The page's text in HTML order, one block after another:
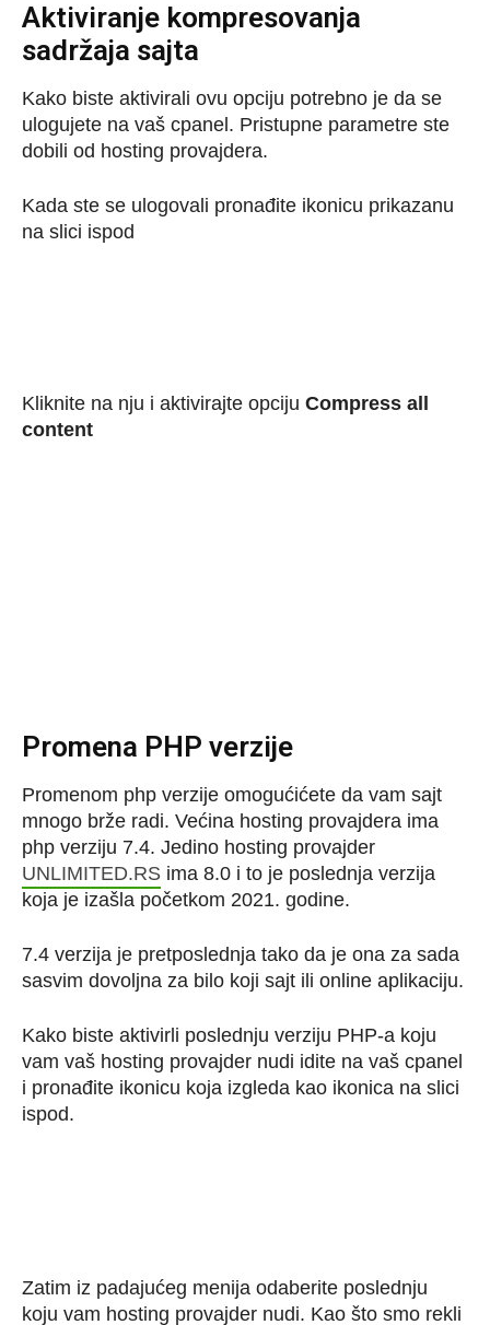
Aktiviranje kompresovanja
sadržaja sajta
Kako biste aktivirali ovu opciju potrebno je da se
ulogujete na vaš cpanel. Pristupne parametre ste
dobili od hosting provajdera.
Kada ste se ulogovali pronađite ikonicu prikazanu
na slici ispod
Kliknite na nju i aktivirajte opciju Compress all
content
Promena PHP verzije
Promenom php verzije omogućićete da vam sajt
mnogo brže radi. Većina hosting provajdera ima
php verziju 7.4. Jedino hosting provajder
UNLIMITED.RS ima 8.0 i to je poslednja verzija
koja je izašla početkom 2021. godine.
7.4 verzija je pretposlednja tako da je ona za sada
sasvim dovoljna za bilo koji sajt ili online aplikaciju.
Kako biste aktivirli poslednju verziju PHP-a koju
vam vaš hosting provajder nudi idite na vaš cpanel
i pronađite ikonicu koja izgleda kao ikonica na slici
ispod.
Zatim iz padajućeg menija odaberite poslednju
koju vam hosting provajder nudi. Kao što smo rekli